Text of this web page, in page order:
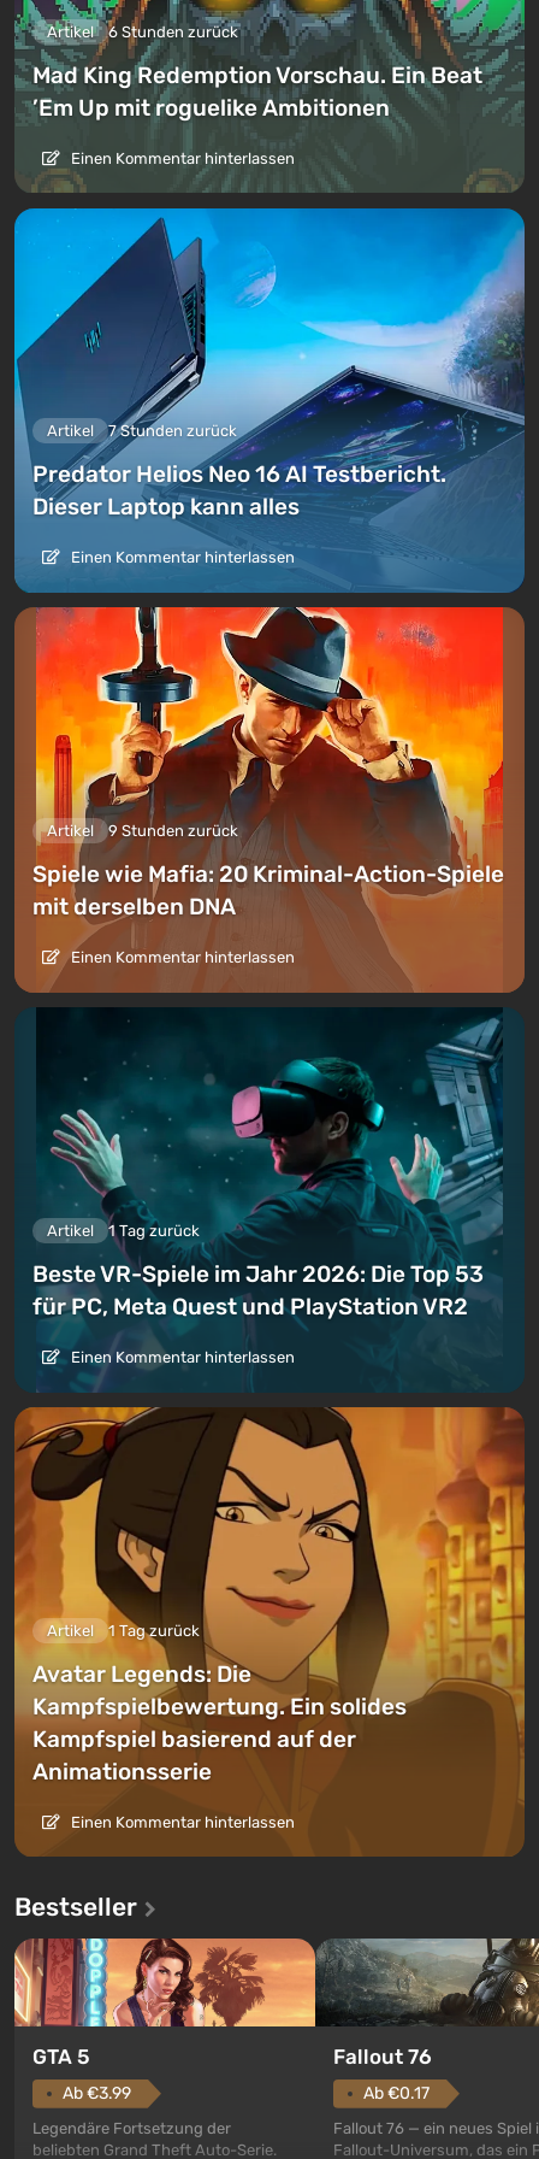
Artikel 6 Stunden zurück
Mad King Redemption Vorschau. Ein Beat
’Em Up mit roguelike Ambitionen
Einen Kommentar hinterlassen
Artikel 7 Stunden zurück
Predator Helios Neo 16 AI Testbericht.
Dieser Laptop kann alles
Einen Kommentar hinterlassen
Artikel 9 Stunden zurück
Spiele wie Mafia: 20 Kriminal-Action-Spiele
mit derselben DNA
Einen Kommentar hinterlassen
Artikel 1 Tag zurück
Beste VR-Spiele im Jahr 2026: Die Top 53
für PC, Meta Quest und PlayStation VR2
Einen Kommentar hinterlassen
Artikel 1 Tag zurück
Avatar Legends: Die
Kampfspielbewertung. Ein solides
Kampfspiel basierend auf der
Animationsserie
Einen Kommentar hinterlassen
Bestseller
GTA 5
Ab €3.99
Legendäre Fortsetzung der
beliebten Grand Theft Auto-Serie.
Fallout 76
Ab €0.17
Fallout 76 — ein neues Spiel
Fallout-Universum, das ein